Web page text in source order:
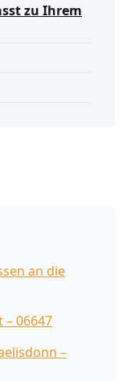
zu Ihrem
an die
– 06647
–